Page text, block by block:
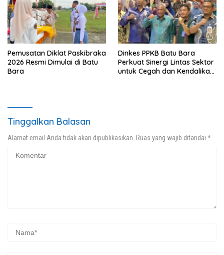
Pemusatan Diklat Paskibraka
2026 Resmi Dimulai di Batu
Bara
Dinkes PPKB Batu Bara
Perkuat Sinergi Lintas Sektor
untuk Cegah dan Kendalikan
Tinggalkan Balasan
Alamat email Anda tidak akan dipublikasikan. Ruas yang wajib ditandai *